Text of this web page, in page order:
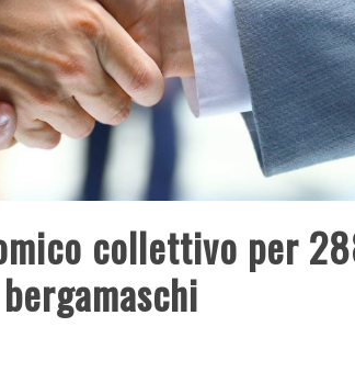
collettivo per